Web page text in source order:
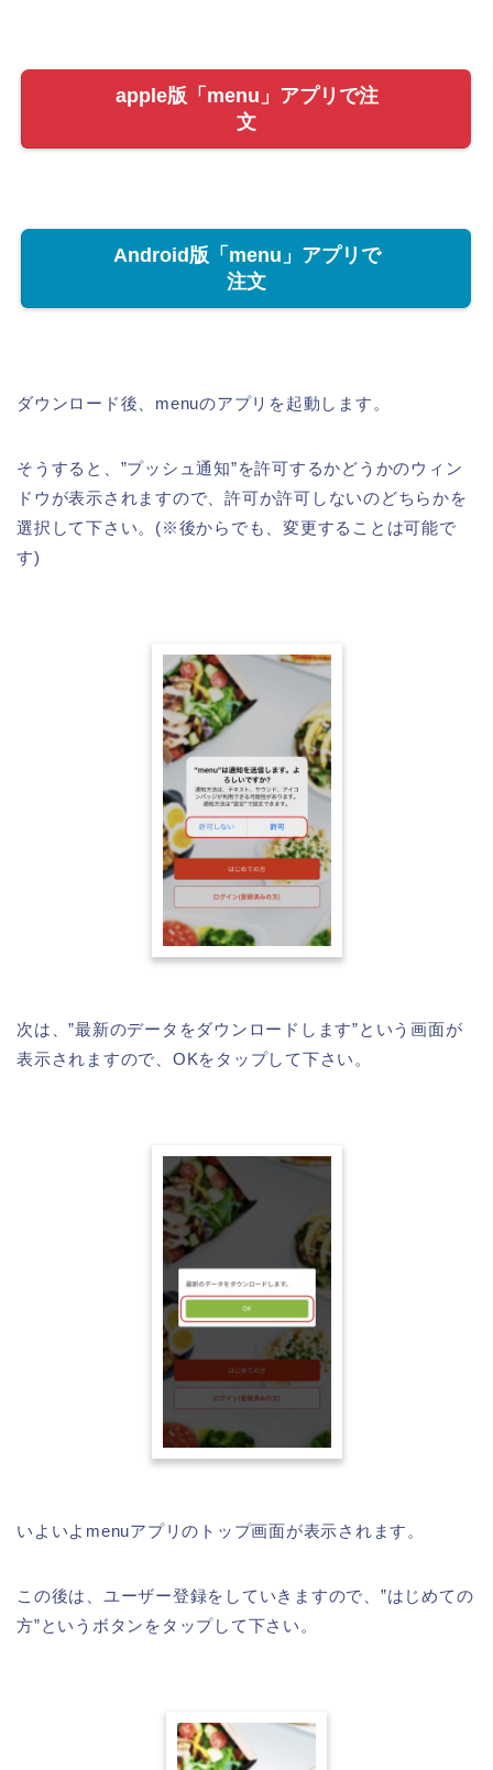
apple版「menu」アプリで注
文
Android版「menu」アプリで
注文
ダウンロード後、menuのアプリを起動します。
そうすると、”プッシュ通知”を許可するかどうかのウィン
ドウが表示されますので、許可か許可しないのどちらかを
選択して下さい。(※後からでも、変更することは可能で
す)
次は、”最新のデータをダウンロードします”という画面が
表示されますので、OKをタップして下さい。
いよいよmenuアプリのトップ画面が表示されます。
この後は、ユーザー登録をしていきますので、”はじめての
方”というボタンをタップして下さい。